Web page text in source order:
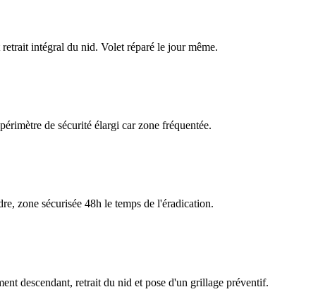
intégral du nid. Volet réparé le jour même.
de sécurité élargi car zone fréquentée.
zone sécurisée 48h le temps de l'éradication.
descendant, retrait du nid et pose d'un grillage préventif.